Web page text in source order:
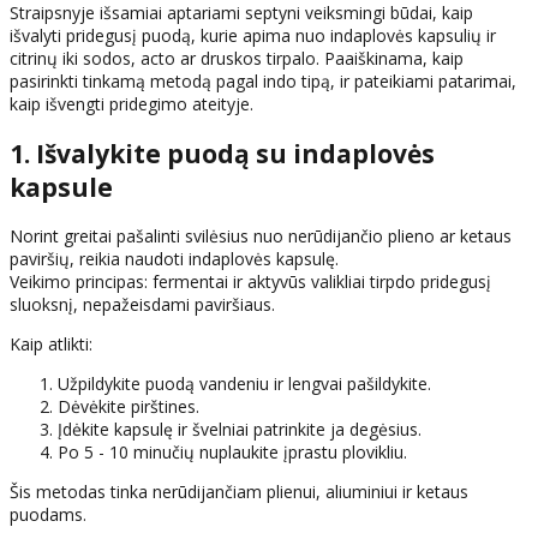
Straipsnyje išsamiai aptariami septyni veiksmingi būdai, kaip
išvalyti pridegusį puodą, kurie apima nuo indaplovės kapsulių ir
citrinų iki sodos, acto ar druskos tirpalo. Paaiškinama, kaip
pasirinkti tinkamą metodą pagal indo tipą, ir pateikiami patarimai,
kaip išvengti pridegimo ateityje.
1. Išvalykite puodą su indaplovės
kapsule
Norint greitai pašalinti svilėsius nuo nerūdijančio plieno ar ketaus
paviršių, reikia naudoti indaplovės kapsulę.
Veikimo principas: fermentai ir aktyvūs valikliai tirpdo pridegusį
sluoksnį, nepažeisdami paviršiaus.
Kaip atlikti:
Užpildykite puodą vandeniu ir lengvai pašildykite.
Dėvėkite pirštines.
Įdėkite kapsulę ir švelniai patrinkite ja degėsius.
Po 5 - 10 minučių nuplaukite įprastu plovikliu.
Šis metodas tinka nerūdijančiam plienui, aliuminiui ir ketaus
puodams.